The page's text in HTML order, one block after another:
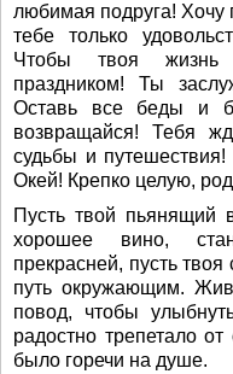
любимая подруга! Хочу
тебе только
Чтобы твоя
праздником! Ты
Оставь все беды и
возвращайся! Тебя
судьбы и
Окей! Крепко целую,
Пусть твой пьянящий
хорошее вино,
прекрасней, пусть
путь окружающим.
повод, чтобы
радостно трепетало
было горечи на душе.